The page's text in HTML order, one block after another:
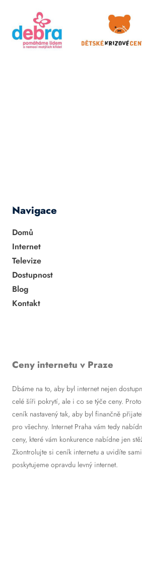
Navigace
Domů
Internet
Televize
Dostupnost
Blog
Kontakt
Ceny internetu v Praze
Dbáme na to, aby byl internet nejen
celé šíři pokrytí, ale i co se týče ceny.
ceník nastavený tak, aby byl finančně
pro všechny. Internet Praha vám tedy
ceny, které vám konkurence nabídne jen
Zkontrolujte si ceník internetu a uvidíte
poskytujeme opravdu levný internet.